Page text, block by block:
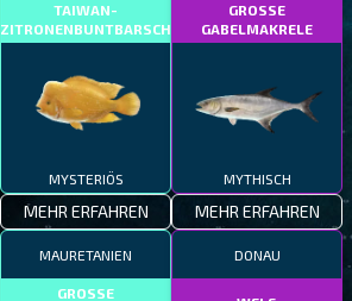
TAIWAN-
ZITRONENBUNTBARSCH
MYSTERIÖS
MEHR ERFAHREN
GROSSE
GABELMAKRELE
MYTHISCH
MEHR ERFAHREN
MAURETANIEN
GROSSE
DONAU